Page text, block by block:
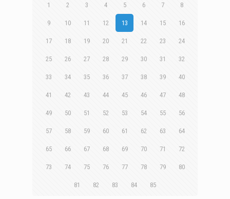
1 2 3 4 5 6 7 8
9 10 11 12 13 14 15 16
17 18 19 20 21 22 23 24
25 26 27 28 29 30 31 32
33 34 35 36 37 38 39 40
41 42 43 44 45 46 47 48
49 50 51 52 53 54 55 56
57 58 59 60 61 62 63 64
65 66 67 68 69 70 71 72
73 74 75 76 77 78 79 80
81 82 83 84 85